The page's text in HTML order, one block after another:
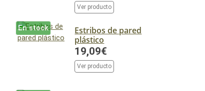
Ver producto
En stock
Estribos de pared
plástico
19,09€
Ver producto